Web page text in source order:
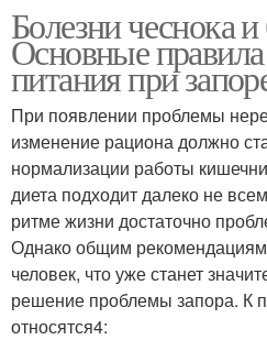
Болезни чеснока
Основные правила
питания при
При появлении проблемы
изменение рациона должно
нормализации работы
диета подходит далеко не
ритме жизни достаточно
Однако общим
человек, что уже станет
решение проблемы запора. К
относятся4: